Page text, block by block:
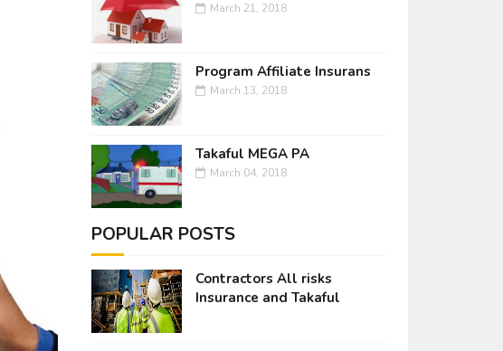
March 21, 2018
Program Affiliate Insurans
March 13, 2018
Takaful MEGA PA
March 04, 2018
POPULAR POSTS
Contractors All risks
Insurance and Takaful